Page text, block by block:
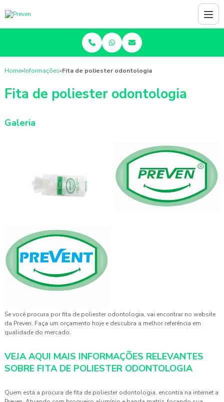
Home»Informações»Fita de poliester odontologia
Fita de poliester odontologia
Galeria
Se você procura porfita de poliester odontologia, vai encontrar no website
da Preven. Faça um orçamento hoje e descubra a melhor referência em
qualidade do mercado.
VEJA AQUI MAIS INFORMAÇÕES RELEVANTES
SOBRE FITA DE POLIESTER ODONTOLOGIA
Quem está a procura defita de poliester odontologia, encontra na internet a